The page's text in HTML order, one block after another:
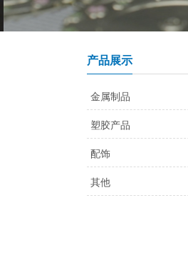
产品展示
金属制品
塑胶产品
配饰
其他